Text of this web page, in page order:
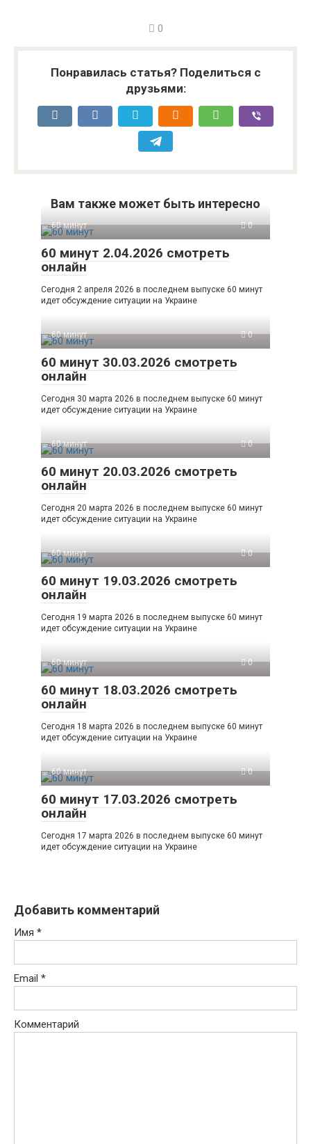
0
Понравилась статья? Поделиться с
друзьями:
Вам также может быть интересно
60 минут 0
60 минут 2.04.2026 смотреть
онлайн
Сегодня 2 апреля 2026 в последнем выпуске 60 минут
идет обсуждение ситуации на Украине
60 минут 0
60 минут 30.03.2026 смотреть
онлайн
Сегодня 30 марта 2026 в последнем выпуске 60 минут
идет обсуждение ситуации на Украине
60 минут 0
60 минут 20.03.2026 смотреть
онлайн
Сегодня 20 марта 2026 в последнем выпуске 60 минут
идет обсуждение ситуации на Украине
60 минут 0
60 минут 19.03.2026 смотреть
онлайн
Сегодня 19 марта 2026 в последнем выпуске 60 минут
идет обсуждение ситуации на Украине
60 минут 0
60 минут 18.03.2026 смотреть
онлайн
Сегодня 18 марта 2026 в последнем выпуске 60 минут
идет обсуждение ситуации на Украине
60 минут 0
60 минут 17.03.2026 смотреть
онлайн
Сегодня 17 марта 2026 в последнем выпуске 60 минут
идет обсуждение ситуации на Украине
Добавить комментарий
Имя *
Email *
Комментарий